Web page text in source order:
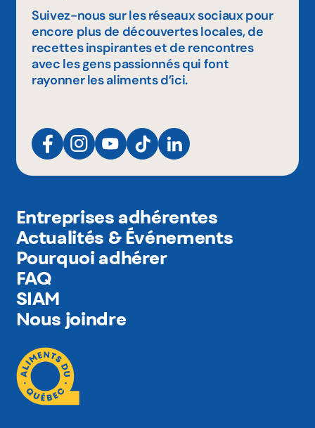
Suivez-nous sur les réseaux sociaux pour
encore plus de découvertes locales, de
recettes inspirantes et de rencontres
avec les gens passionnés qui font
rayonner les aliments d’ici.
Entreprises adhérentes
Actualités & Événements
Pourquoi adhérer
FAQ
SIAM
Nous joindre